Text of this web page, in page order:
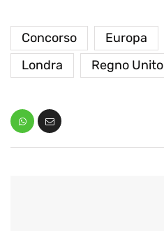
Concorso Europa
Londra
Regno Unito